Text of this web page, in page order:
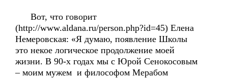
Вот, что говорит
(http://www.aldana.ru/person.php?id=45) Елена
Немеровская: «Я думаю, появление Школы
это некое логическое продолжение моей
жизни. В 90-х годах мы с Юрой Сенокосовым
– моим мужем и философом Мерабом